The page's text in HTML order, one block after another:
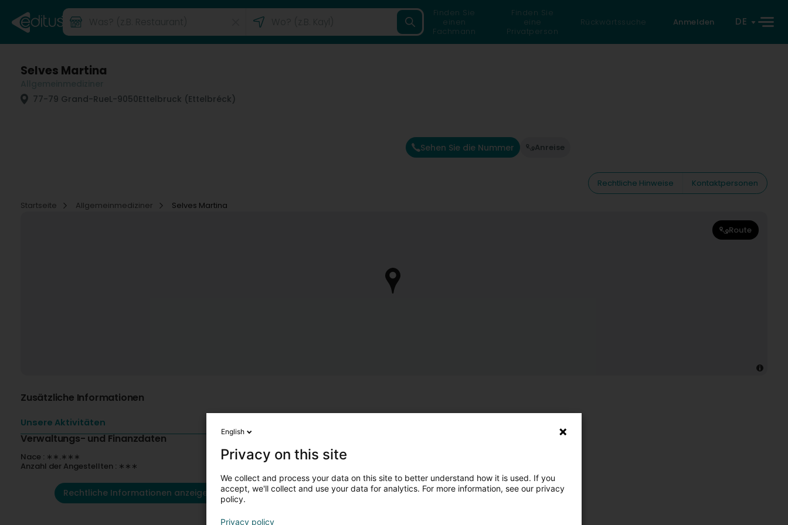
Finden Sie
einen
Fachmann
Finden Sie
eine
Privatperson
Rückwärtssuche Anmelden DE
Selves Martina
77-79 Grand-RueL-9050Ettelbruck (Ettelbréck)
Sehen Sie die Nummer Anreise
Rechtliche Hinweise
Kontaktpersonen
Startseite
Allgemeinmediziner Selves Martina
Route
Zusätzliche Informationen
Unsere Aktivitäten
Verwaltungs- und Finanzdaten
Nace : ∗∗.∗∗∗
Anzahl der Angestellten : ∗∗∗
Rechtliche Informationen anzeigen
English
Privacy on this site
We collect and process your data on this site to better understand how it is used. If you
accept, we'll collect and use your data for analytics. For more information, see our privacy
policy.
Privacy policy